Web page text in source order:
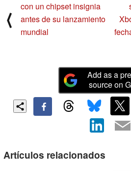
⟨
con un chipset insignia
antes de su lanzamiento
mundial
Add as a
source on
Artículos relacionados